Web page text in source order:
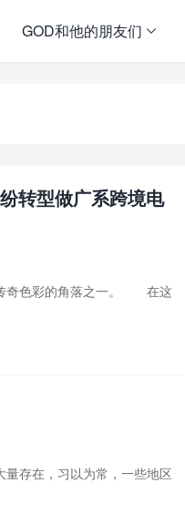
GOD和他的朋友们
转型做广系跨境电
传奇色彩的角落之一。 在这
存在，习以为常，一些地区